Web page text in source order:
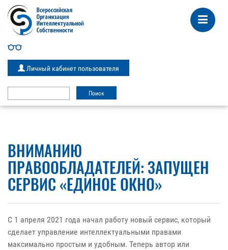
Личный кабинет пользователя
ВНИМАНИЮ
ПРАВООБЛАДАТЕЛЕЙ: ЗАПУЩЕН
СЕРВИС «ЕДИНОЕ ОКНО»
С 1 апреля 2021 года начал работу новый сервис, который
сделает управление интеллектуальными правами
максимально простым и удобным. Теперь автор или